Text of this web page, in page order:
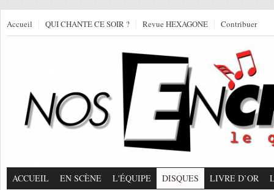
Accueil QUI CHANTE CE SOIR ? Revue HEXAGONE Contribuer
ACCUEIL EN SCÈNE L'ÉQUIPE DISQUES LIVRE D’OR